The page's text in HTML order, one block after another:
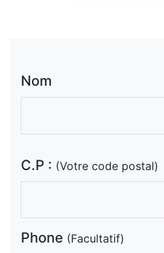
Nom
C.P : (Votre code postal)
Phone (Facultatif)